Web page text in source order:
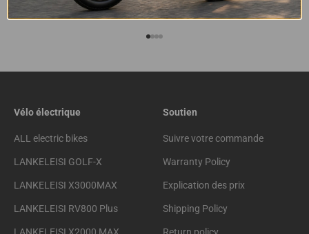
Acheter en toute sécurité
Vélo électrique
ALL electric bikes
LANKELEISI GOLF-X
LANKELEISI X3000MAX
LANKELEISI RV800 Plus
Soutien
Suivre votre commande
Warranty Policy
Explication des prix
Shipping Policy